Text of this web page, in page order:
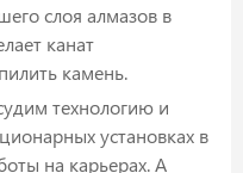
слоя алмазов в
канат
камень.
технологию и
установках в
на карьерах. А